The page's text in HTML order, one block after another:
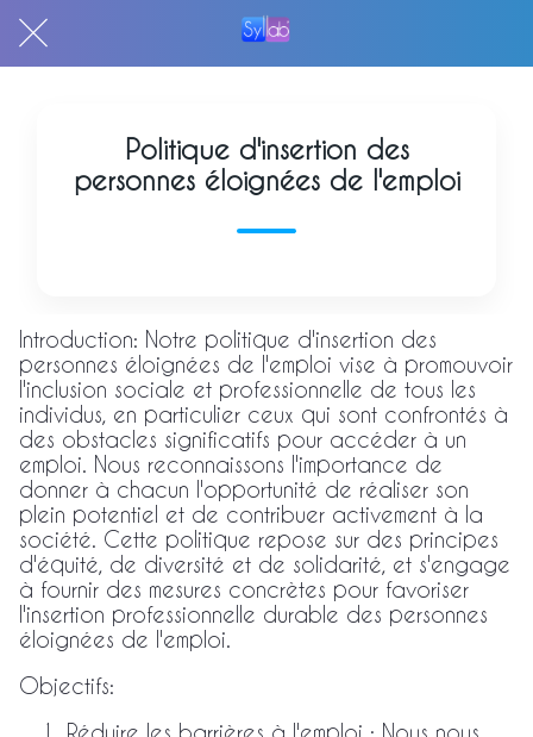
Politique d'insertion des
personnes éloignées de l'emploi
Introduction: Notre politique d'insertion des
personnes éloignées de l'emploi vise à promouvoir
l'inclusion sociale et professionnelle de tous les
individus, en particulier ceux qui sont confrontés à
des obstacles significatifs pour accéder à un
emploi. Nous reconnaissons l'importance de
donner à chacun l'opportunité de réaliser son
plein potentiel et de contribuer activement à la
société. Cette politique repose sur des principes
d'équité, de diversité et de solidarité, et s'engage
à fournir des mesures concrètes pour favoriser
l'insertion professionnelle durable des personnes
éloignées de l'emploi.
Objectifs:
Réduire les barrières à l'emploi : Nous nous